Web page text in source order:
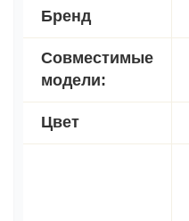
Бренд
Совместимые
модели:
Цвет